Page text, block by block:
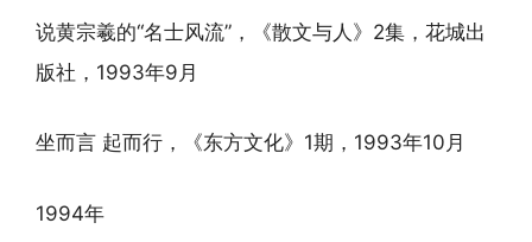
说黄宗羲的“名士风流”，《散文与人》2集，花城出
版社，1993年9月
坐而言 起而行，《东方文化》1期，1993年10月
1994年